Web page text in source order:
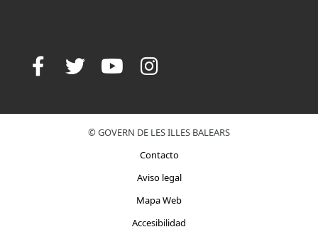
© GOVERN DE LES ILLES BALEARS
Contacto
Aviso legal
Mapa Web
Accesibilidad